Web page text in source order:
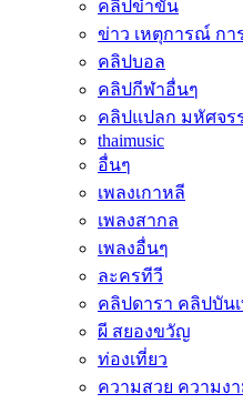
คลิปขำขัน
ข่าว เหตุการณ์ กา
คลิปบอล
คลิปกีฬาอื่นๆ
คลิปแปลก มหัศจร
thaimusic
อื่นๆ
เพลงเกาหลี
เพลงสากล
เพลงอื่นๆ
ละครทีวี
คลิปดารา คลิปบัน
ผี สยองขวัญ
ท่องเที่ยว
ความสวย ความง